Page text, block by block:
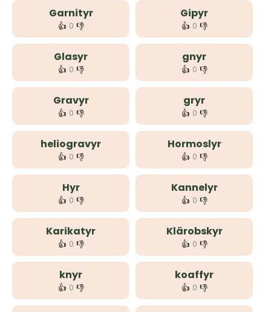
Garnityr
👍 0 👎
Gipyr
👍 0 👎
Glasyr
👍 0 👎
gnyr
👍 0 👎
Gravyr
👍 0 👎
gryr
👍 0 👎
heliogravyr
👍 0 👎
Hormoslyr
👍 0 👎
Hyr
👍 0 👎
Kannelyr
👍 0 👎
Karikatyr
👍 0 👎
Klärobskyr
👍 0 👎
knyr
👍 0 👎
koaffyr
👍 0 👎